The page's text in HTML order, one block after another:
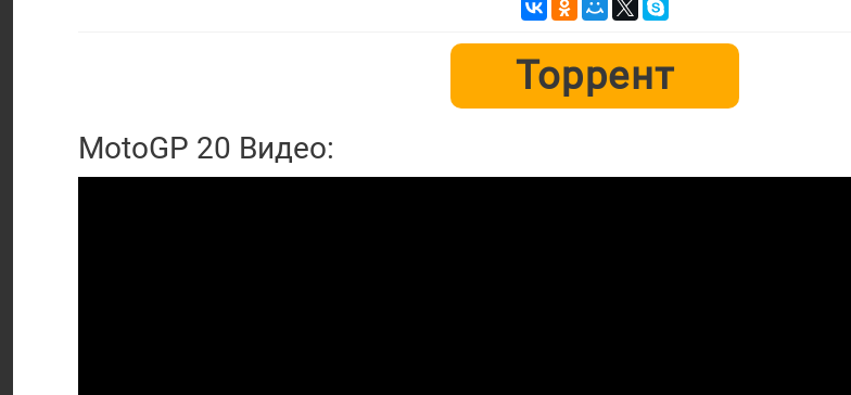
Торрент
MotoGP 20 Видео: